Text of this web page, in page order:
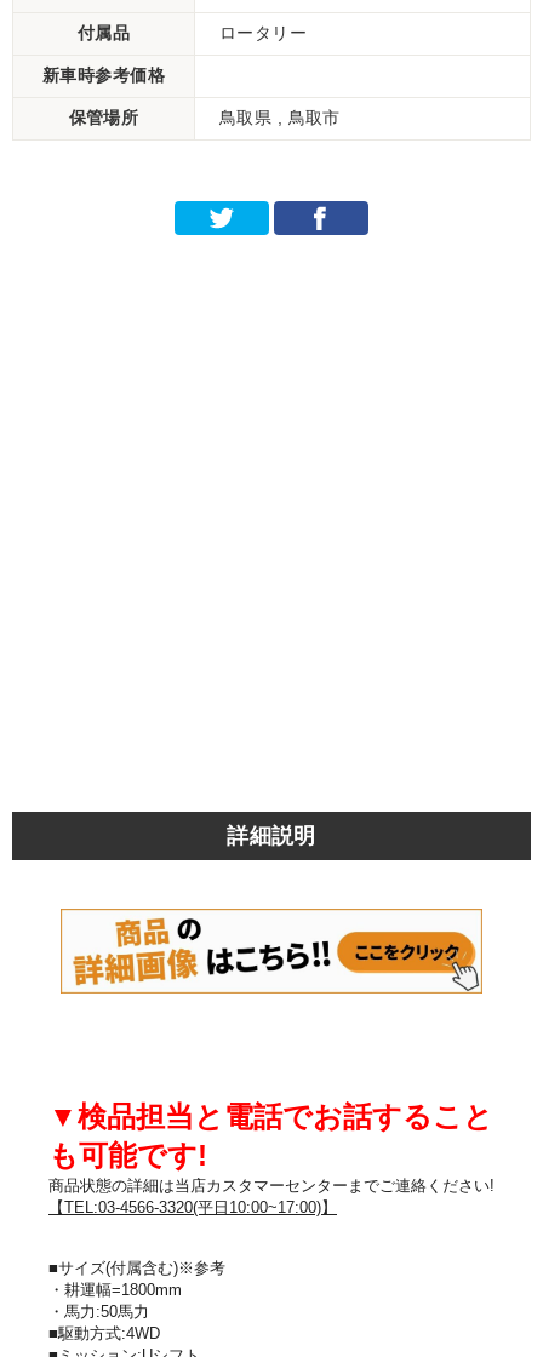
付属品 ロータリー
新車時参考価格
保管場所 鳥取県 , 鳥取市
詳細説明
▼検品担当と電話でお話すること
も可能です!
商品状態の詳細は当店カスタマーセンターまでご連絡ください!
【TEL:03-4566-3320(平日10:00~17:00)】
■サイズ(付属含む)※参考
・耕運幅=1800mm
・馬力:50馬力
■駆動方式:4WD